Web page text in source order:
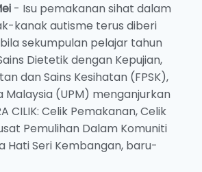
- Isu pemakanan sihat dalam
kanak autisme terus diberi
sekumpulan pelajar tahun
Dietetik dengan Kepujian,
dan Sains Kesihatan (FPSK),
Malaysia (UPM) menganjurkan
CILIK: Celik Pemakanan, Celik
Pemulihan Dalam Komuniti
Hati Seri Kembangan, baru-